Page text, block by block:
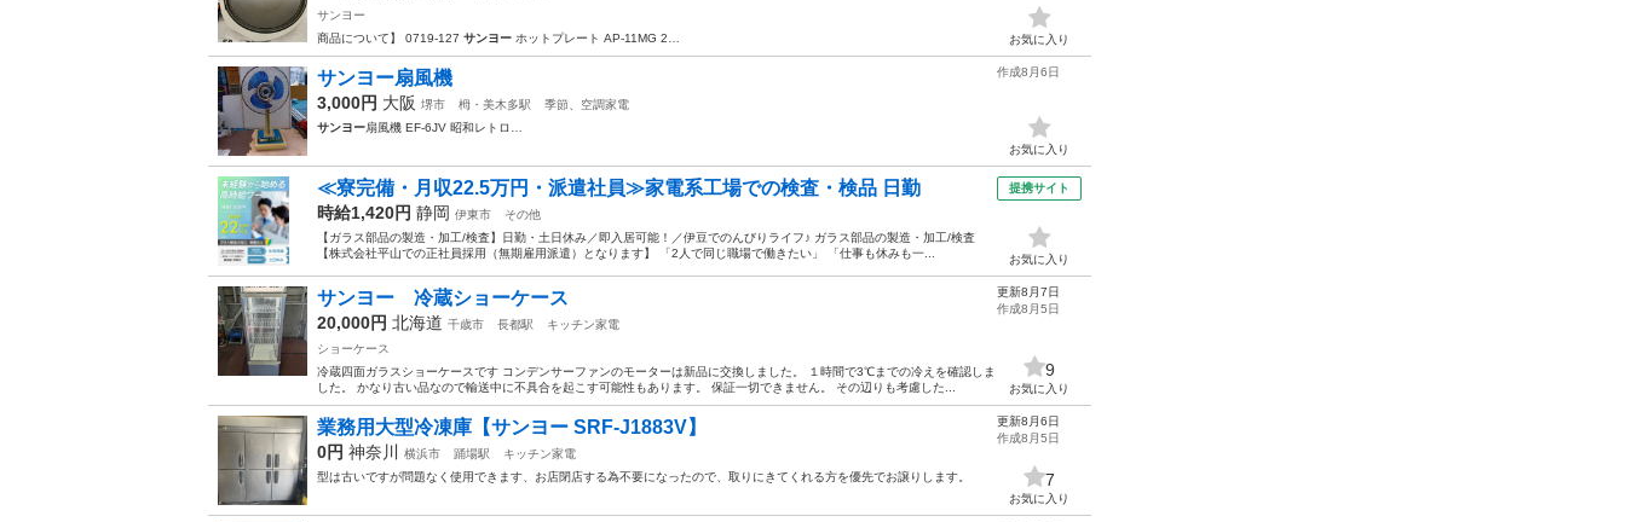
サンヨー
商品について】 0719-127 サンヨー ホットプレート AP-11MG 2… お気に入り
サンヨー扇風機
3,000円 大阪 堺市 栂・美木多駅
季節、空調家電
サンヨー扇風機 EF-6JV 昭和レトロ…
作成8月6日
お気に入り
≪寮完備・月収22.5万円・派遣社員≫家電系工場での検査・検品 日勤
時給1,420円 静岡 伊東市
その他
【ガラス部品の製造・加工/検査】日勤・土日休み／即入居可能！／伊豆でのんびりライフ♪ ガラス部品の製造・加工/検査
【株式会社平山での正社員採用（無期雇用派遣）となります】 「2人で同じ職場で働きたい」 「仕事も休みも一...
提携サイト
お気に入り
サンヨー 冷蔵ショーケース
20,000円 北海道 千歳市 長都駅
キッチン家電
ショーケース
冷蔵四面ガラスショーケースです コンデンサーファンのモーターは新品に交換しました。 １時間で3℃までの冷えを確認しま
した。 かなり古い品なので輸送中に不具合を起こす可能性もあります。 保証一切できません。 その辺りも考慮した...
更新8月7日
作成8月5日
9
お気に入り
業務用大型冷凍庫【サンヨー SRF-J1883V】
0円 神奈川 横浜市 踊場駅
キッチン家電
型は古いですが問題なく使用できます、お店閉店する為不要になったので、取りにきてくれる方を優先でお譲りします。
更新8月6日
作成8月5日
7
お気に入り